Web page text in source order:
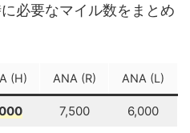
必要なマイル数をまとめ
(H) ANA (R) ANA (L)
7,500 6,000